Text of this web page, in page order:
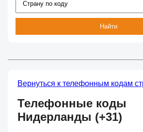
Найти
Вернуться к телефонным кодам
Телефонные коды
Нидерланды (+31)